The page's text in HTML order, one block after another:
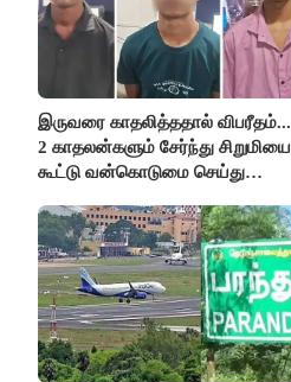
இருவரை காதலித்ததால் விபரீதம்...
2 காதலன்களும் சேர்ந்து சிறுமியை
கூட்டு வன்கொடுமை செய்து